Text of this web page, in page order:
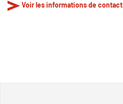
Voir les informations de contact